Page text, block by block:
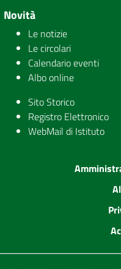
Novità
Le notizie
Le circolari
Calendario eventi
Albo online
Sito Storico
Registro Elettronico
WebMail di Istituto